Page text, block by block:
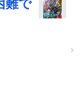
難で